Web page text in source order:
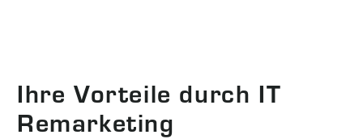
Ihre Vorteile durch IT
Remarketing